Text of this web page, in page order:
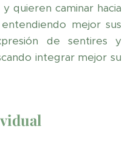
quieren caminar hacia
mejor sus
de sentires y
integrar mejor su